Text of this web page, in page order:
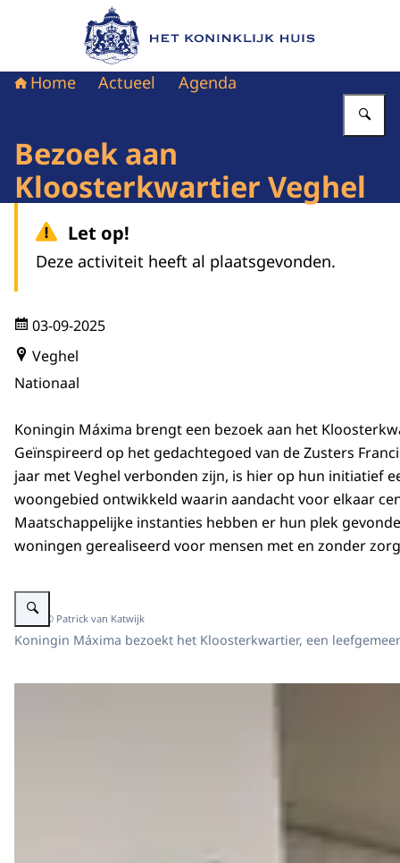
Naar de homepage van Het Koninklijk Huis
Home Actueel Agenda
Bezoek aan
Kloosterkwartier Veghel
Let op!
Deze activiteit heeft al plaatsgevonden.
03-09-2025
Veghel
Nationaal
Koningin Máxima brengt een bezoek aan het
Geïnspireerd op het gedachtegoed van de Zusters
jaar met Veghel verbonden zijn, is hier op hun initiatief
woongebied ontwikkeld waarin aandacht voor elkaar
Maatschappelijke instanties hebben er hun plek
woningen gerealiseerd voor mensen met en zonder
Vergroot afbeelding Koningin Máxima bezoekt Kloosterkwartier Veghel
Beeld: © Patrick van Katwijk
Koningin Máxima bezoekt het Kloosterkwartier, een